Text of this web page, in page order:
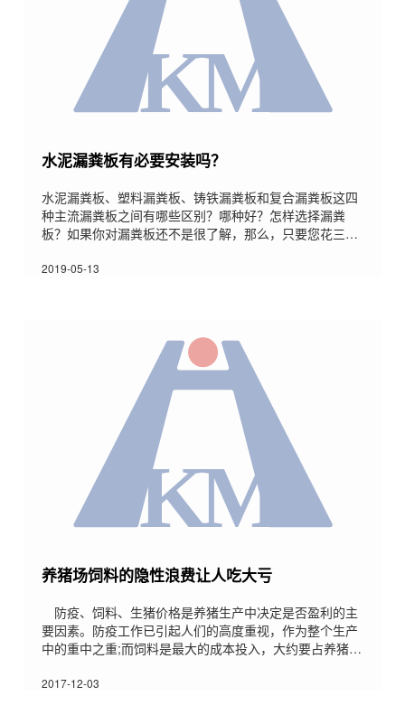
水泥漏粪板有必要安装吗？
水泥漏粪板、塑料漏粪板、铸铁漏粪板和复合漏粪板这四
种主流漏粪板之间有哪些区别？哪种好？怎样选择漏粪
板？如果你对漏粪板还不是很了解，那么，只要您花三五
板属于舶来品，兴起于欧美，这点可以从漏粪板分为欧
种类多，利润较大，也导致什么阿猫阿狗的就来做漏粪
2019-05-13
养猪场饲料的隐性浪费让人吃大亏
防疫、饲料、生猪价格是养猪生产中决定是否盈利的主
要因素。防疫工作已引起人们的高度重视，作为整个生产
中的重中之重;而饲料是最大的成本投入，大约要占养猪总
制，但会调整进货、出栏时间，以降低成本、增加收益。
2017-12-03